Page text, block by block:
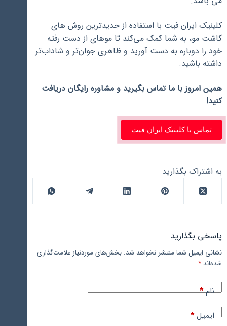
کلینیک ایران فیت با استفاده از جدیدترین روش ‌های
کاشت مو، به شما کمک می‌کند تا موهای از دست رفته
خود را دوباره به دست آورید و ظاهری جوان‌تر و شاداب‌تر
داشته باشید.
همین امروز با ما تماس بگیرید و مشاوره رایگان دریافت
کنید!
تماس با کلینیک ایران فیت
به اشتراک بگذارید
پاسخی بگذارید
نشانی ایمیل شما منتشر نخواهد شد. بخش‌های موردنیاز علامت‌گذاری
شده‌اند *
نام*
ایمیل*